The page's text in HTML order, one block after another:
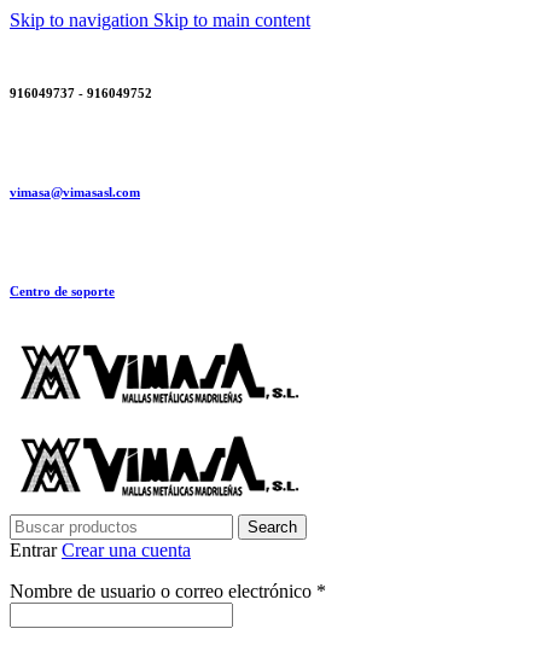
Skip to navigation Skip to main content
916049737 - 916049752
vimasa@vimasasl.com
Centro de soporte
Search
EntrarCrear una cuenta
Nombre de usuario o correo electrónico *